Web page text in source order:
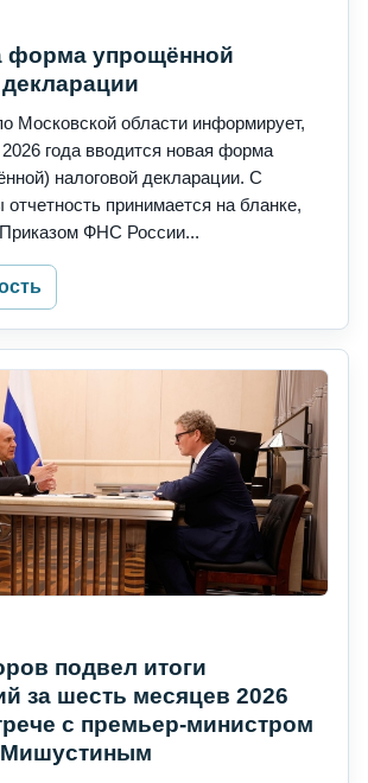
форма упрощённой
Московской области информирует,
2026 года вводится новая форма
налоговой декларации. C
отчетность принимается на бланке,
ФНС России...
подвел итоги
за шесть месяцев 2026
с премьер-министром